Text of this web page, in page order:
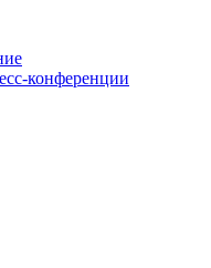
конференции